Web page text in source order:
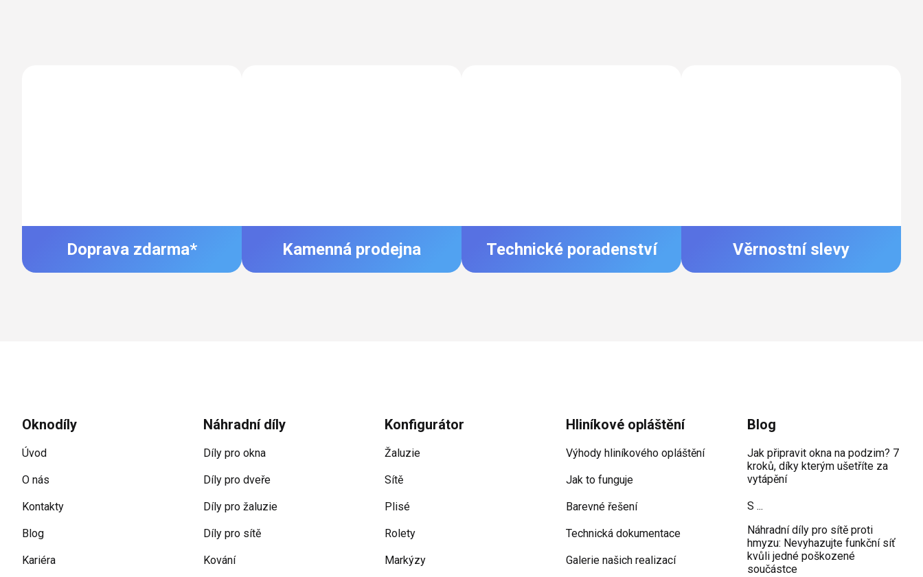
Doprava zdarma* Kamenná prodejna Technické poradenství Věrnostní slevy
Zápatí
Oknodíly
Úvod
O nás
Kontakty
Blog
Kariéra
Náhradní díly
Díly pro okna
Díly pro dveře
Díly pro žaluzie
Díly pro sítě
Kování
Konfigurátor
Žaluzie
Sítě
Plisé
Rolety
Markýzy
Hliníkové opláštění
Výhody hliníkového opláštění
Jak to funguje
Barevné řešení
Technická dokumentace
Galerie našich realizací
Blog
Jak připravit okna na podzim? 7
kroků, díky kterým ušetříte za
vytápění
S ...
Náhradní díly pro sítě proti
hmyzu: Nevyhazujte funkční síť
kvůli jedné poškozené
součástce